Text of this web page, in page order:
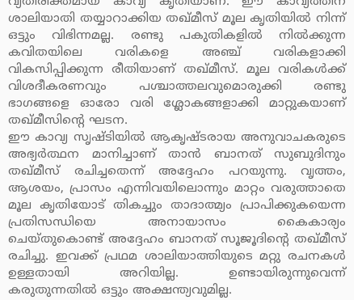
ശാലിയാതി തയ്യാറാക്കിയ തഖ്മീസ് മൂല കൃതിയില്‍ നിന്ന്
ഒട്ടും വിഭിന്നമല്ല. രണ്ടു പകുതികളില്‍ നില്‍ക്കുന്ന
കവിതയിലെ വരികളെ അഞ്ച് വരികളാക്കി
വികസിപ്പിക്കുന്ന രീതിയാണ് തഖ്മീസ്. മൂല വരികള്‍ക്ക്
വിശദീകരണവും പശ്ചാത്തലവുമൊരുക്കി രണ്ടു
ഭാഗങ്ങളെ ഓരോ വരി ശ്ലോകങ്ങളാക്കി മാറ്റുകയാണ്
തഖ്മീസിന്റെ ഘടന.
ഈ കാവ്യ സൃഷ്ടിയില്‍ ആകൃഷ്ടരായ അനുവാചകരുടെ
അഭ്യര്‍ത്ഥന മാനിച്ചാണ് താന്‍ ബാനത് സുബുദിനും
തഖ്മീസ് രചിച്ചതെന്ന് അദ്ദേഹം പറയുന്നു. വൃത്തം,
ആശയം, പ്രാസം എന്നിവയിലൊന്നും മാറ്റം വരുത്താതെ
മൂല കൃതിയോട് തികച്ചും താദാത്മ്യം പ്രാപിക്കുകയെന്ന
പ്രതിസന്ധിയെ അനായാസം കൈകാര്യം
ചെയ്തുകൊണ്ട് അദ്ദേഹം ബാനത് സൂജൂദിന്റെ തഖ്മീസ്
രചിച്ചു. ഇവക്ക് പ്രഥമ ശാലിയാത്തിയുടെ മറ്റു രചനകള്‍
ഉള്ളതായി അറിയില്ല. ഉണ്ടായിരുന്നുവെന്ന്
കരുതുന്നതില്‍ ഒട്ടും അക്ഷന്ത്യവുമില്ല.